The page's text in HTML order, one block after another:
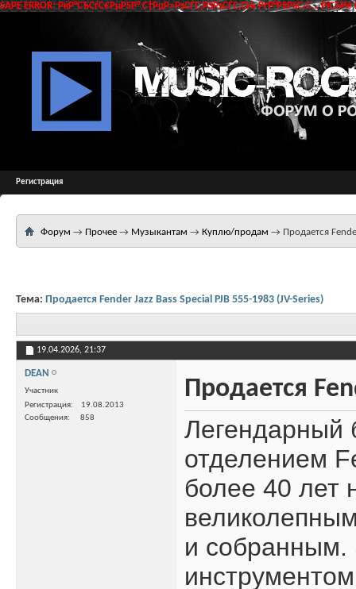
SAPE ERROR: РќР°СЂСѓС€РµРЅР° С†РµР»РѕСЃС‚РЅРѕСЃС‚СЊ РґР°РЅРЅС‹С…
Регистрация
Форум → Прочее → Музыкантам → Куплю/продам → Продается
Тема: Продается Fender Jazz Bass Special PJB 555-1983 (JV-Series)
19.04.2026, 21:37
DEAN
Участник
Регистрация
19.08.2013
Сообщения
858
Продается
Легендарный
отделением
более 40 лет
и собранным.